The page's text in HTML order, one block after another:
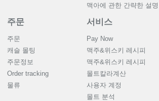
맥아에 관한 간략한 설명
주문
주문
캐슬 몰팅
주문정보
Order tracking
물류
서비스
Pay Now
맥주&위스키 레시피
맥주&위스키 레시피
몰트칼라계산
사용자 계정
몰트 분석